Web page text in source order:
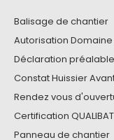
Balisage de chantier
Autorisation
Déclaration
Constat Huissier
Rendez vous
Certification QUALIBAT
Panneau de chantier